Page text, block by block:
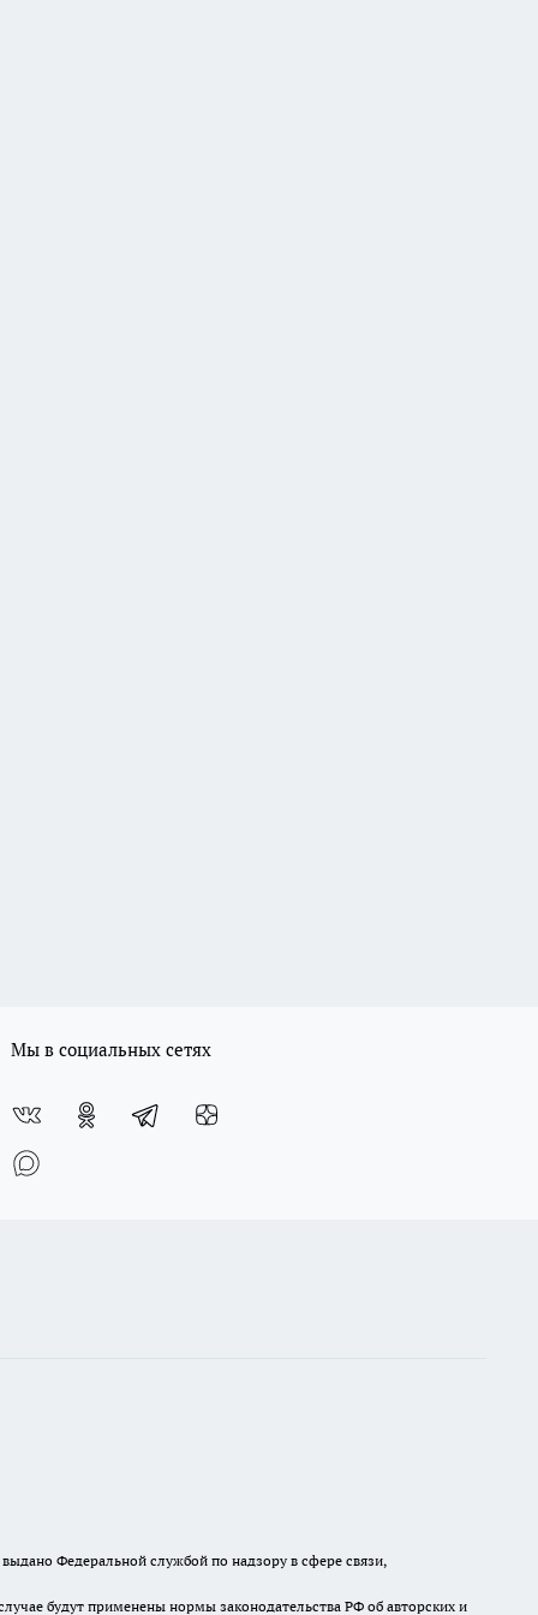
Мы в социальных сетях
Федеральной службой по надзору в сфере связи,
будут применены нормы законодательства РФ об авторских и